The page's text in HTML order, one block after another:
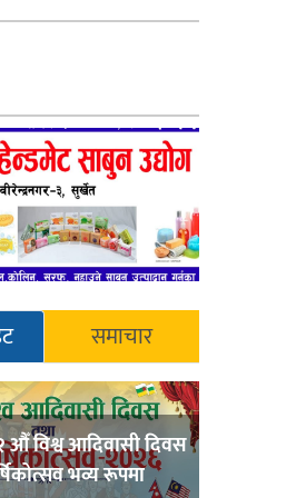
समाचार
औँ विश्व आदिवासी दिवस
भव्य रूपमा